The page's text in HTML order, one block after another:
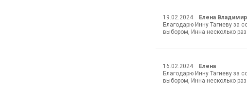
19.02.2024
Елена
Благодарю Инну Тагиеву за
выбором, Инна несколько
16.02.2024
Елена
Благодарю Инну Тагиеву за
выбором, Инна несколько